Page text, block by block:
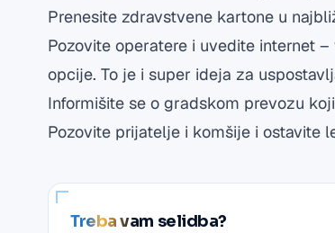
Prenesite zdravstvene kartone u
Pozovite operatere i uvedite internet
opcije. To je i super ideja za
Informišite se o gradskom prevozu
Pozovite prijatelje i komšije i ostavite
Treba vam selidba?